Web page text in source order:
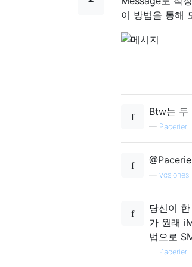
이 방법을 통해
Btw는 두
— Pacerier
vcsjones
당신이
가 원래
법으로
— Pacerier